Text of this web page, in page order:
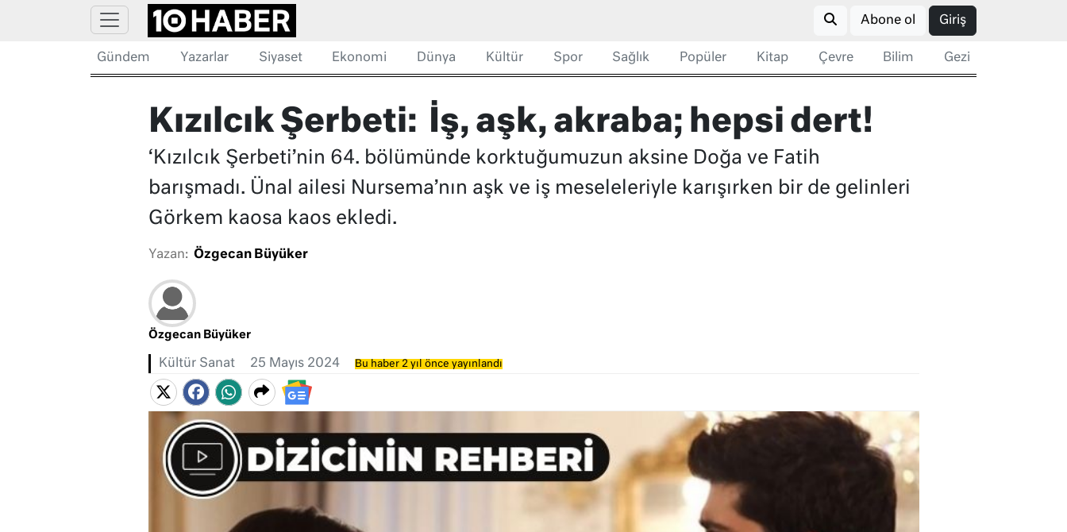
Abone ol Giriş
Gündem Yazarlar Siyaset Ekonomi Dünya Kültür Spor Sağlık Popüler Kitap Çevre Bilim Gezi
Kızılcık Şerbeti: İş, aşk, akraba; hepsi dert!
‘Kızılcık Şerbeti’nin 64. bölümünde korktuğumuzun aksine Doğa ve Fatih
barışmadı. Ünal ailesi Nursema’nın aşk ve iş meseleleriyle karışırken bir de gelinleri
Görkem kaosa kaos ekledi.
Yazan: Özgecan Büyüker
Özgecan Büyüker
Kültür Sanat 25 Mayıs 2024 Bu haber 2 yıl önce yayınlandı